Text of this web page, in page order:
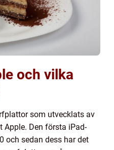
och vilka
som utvecklats av
Apple. Den första iPad-
och sedan dess har det